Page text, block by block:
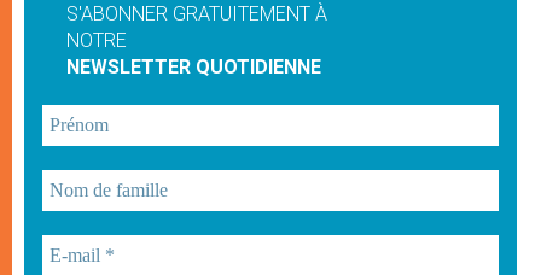
S'ABONNER GRATUITEMENT À
NOTRE
NEWSLETTER QUOTIDIENNE